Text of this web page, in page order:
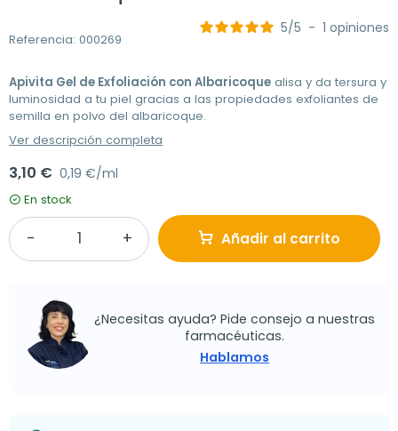
Referencia: 000269
5/5 - 1 opiniones
Apivita Gel de Exfoliación con Albaricoque alisa y da tersura y
luminosidad a tu piel gracias a las propiedades exfoliantes de
semilla en polvo del albaricoque.
Ver descripción completa
3,10 € 0,19 €/ml
En stock
Añadir al carrito
¿Necesitas ayuda? Pide consejo a nuestras
farmacéuticas.
Hablamos